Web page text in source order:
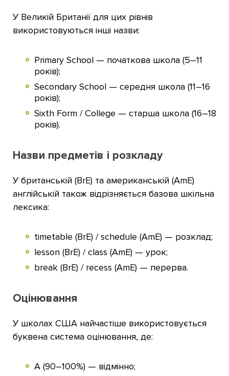
У Великій Британії для цих рівнів
використовуються інші назви:
Primary School — початкова школа (5–11
років);
Secondary School — середня школа (11–16
років);
Sixth Form / College — старша школа (16–18
років).
Назви предметів і розкладу
У британській (BrE) та американській (AmE)
англійській також відрізняється базова шкільна
лексика:
timetable (BrE) / schedule (AmE) — розклад;
lesson (BrE) / class (AmE) — урок;
break (BrE) / recess (AmE) — перерва.
Оцінювання
У школах США найчастіше використовується
буквена система оцінювання, де:
A (90–100%) — відмінно;